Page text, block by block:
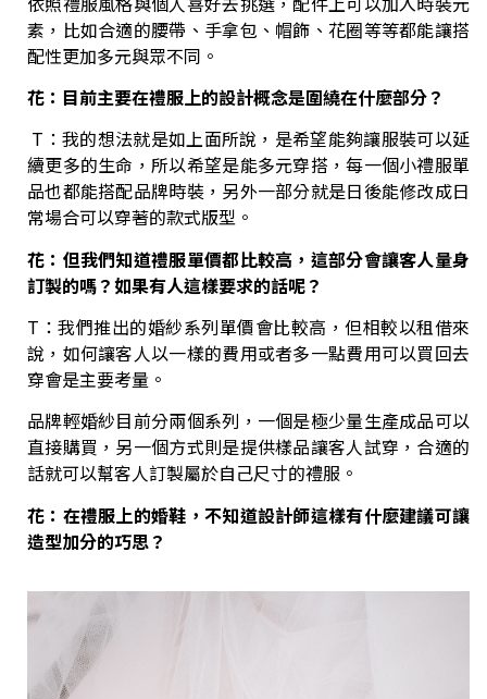
素，比如合適的腰帶、手拿包、帽飾、花圈等等都能讓搭
配性更加多元與眾不同。
花：目前主要在禮服上的設計概念是圍繞在什麼部分？
T：我的想法就是如上面所說，是希望能夠讓服裝可以延
續更多的生命，所以希望是能多元穿搭，每一個小禮服單
品也都能搭配品牌時裝，另外一部分就是日後能修改成日
常場合可以穿著的款式版型。
花：但我們知道禮服單價都比較高，這部分會讓客人量身
訂製的嗎？如果有人這樣要求的話呢？
T：我們推出的婚紗系列單價會比較高，但相較以租借來
說，如何讓客人以一樣的費用或者多一點費用可以買回去
穿會是主要考量。
品牌輕婚紗目前分兩個系列，一個是極少量生產成品可以
直接購買，另一個方式則是提供樣品讓客人試穿，合適的
話就可以幫客人訂製屬於自己尺寸的禮服。
花：在禮服上的婚鞋，不知道設計師這樣有什麼建議可讓
造型加分的巧思？